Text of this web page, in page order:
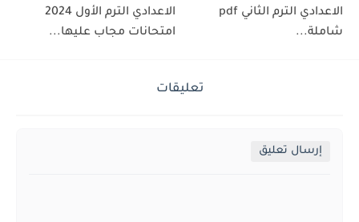
الاعدادي الترم الثاني pdf
شاملة...
الاعدادي الترم الأول 2024
امتحانات مجاب عليها...
تعليقات
إرسال تعليق